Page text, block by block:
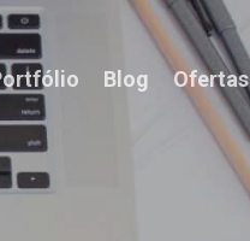
Blog Ofertas